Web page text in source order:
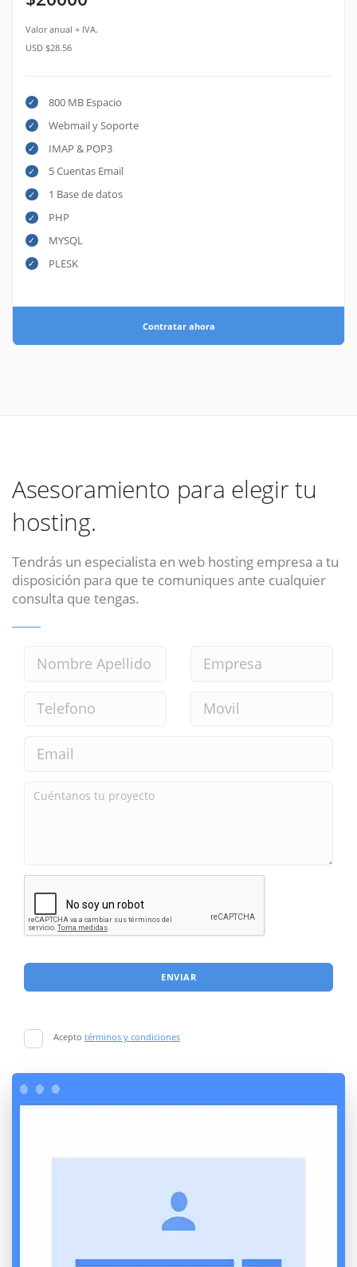
Valor anual + IVA.
USD $28.56
800 MB Espacio
Webmail y Soporte
IMAP & POP3
5 Cuentas Email
1 Base de datos
PHP
MYSQL
PLESK
Contratar ahora
Asesoramiento para elegir tu
hosting.
Tendrás un especialista en web hosting empresa a tu
disposición para que te comuniques ante cualquier
consulta que tengas.
ENVIAR
Acepto términos y condiciones